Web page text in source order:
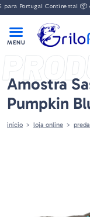
Portugal Continental 📦
Amostra
Pumpkin
início loja online